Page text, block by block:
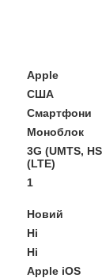
Apple
США
Смартфони
Моноблок
3G (UMTS,
(LTE)
1
Новий
Ні
Ні
Apple iOS